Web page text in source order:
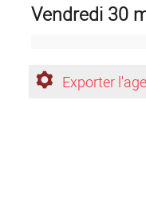
vendredi 30
Exporter